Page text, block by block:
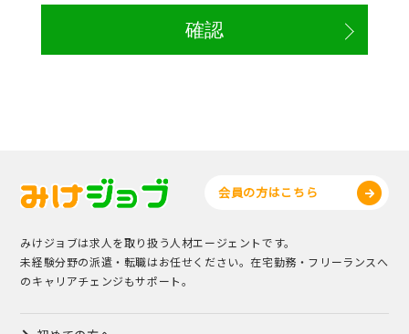
会員の方はこちら
みけジョブは求人を取り扱う人材エージェントです。
未経験分野の派遣・転職はお任せください。在宅勤務・フリーランスへ
のキャリアチェンジもサポート。